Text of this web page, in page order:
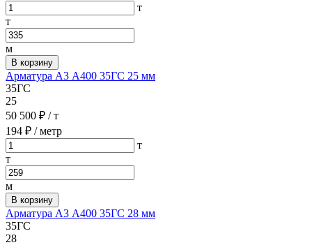
т
т
м
В корзину
Арматура А3 А400 35ГС 25 мм
35ГС
25
50 500 ₽ / т
194 ₽ / метр
т
т
м
В корзину
Арматура А3 А400 35ГС 28 мм
35ГС
28